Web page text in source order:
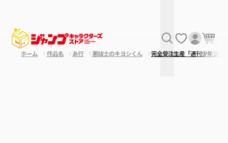
ホーム 作品名 あ行 悪祓士のキヨシくん 完全受注生産「週刊少年ジ